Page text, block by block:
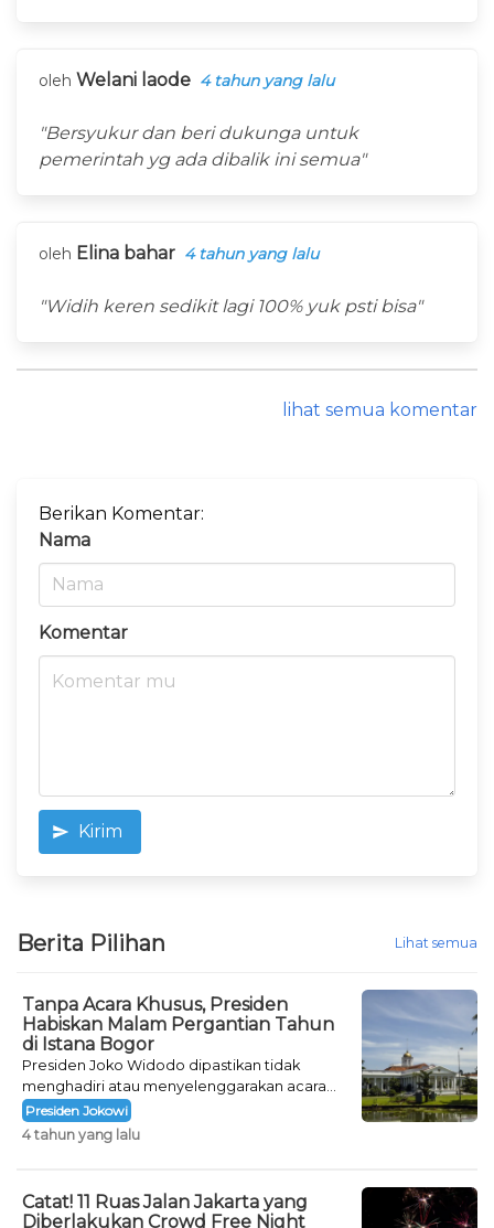
oleh Welani laode 4 tahun yang lalu
"Bersyukur dan beri dukunga untuk
pemerintah yg ada dibalik ini semua"
oleh Elina bahar 4 tahun yang lalu
"Widih keren sedikit lagi 100% yuk psti bisa"
lihat semua komentar
Berikan Komentar:
Nama
Komentar
Kirim
Berita Pilihan Lihat semua
Tanpa Acara Khusus, Presiden
Habiskan Malam Pergantian Tahun
di Istana Bogor
Presiden Joko Widodo dipastikan tidak
menghadiri atau menyelenggarakan acara
khusus untuk mengisi malam pergantian
tahun.
Presiden Jokowi
4 tahun yang lalu
Catat! 11 Ruas Jalan Jakarta yang
Diberlakukan Crowd Free Night